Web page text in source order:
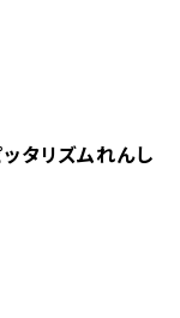
タリズムれんし